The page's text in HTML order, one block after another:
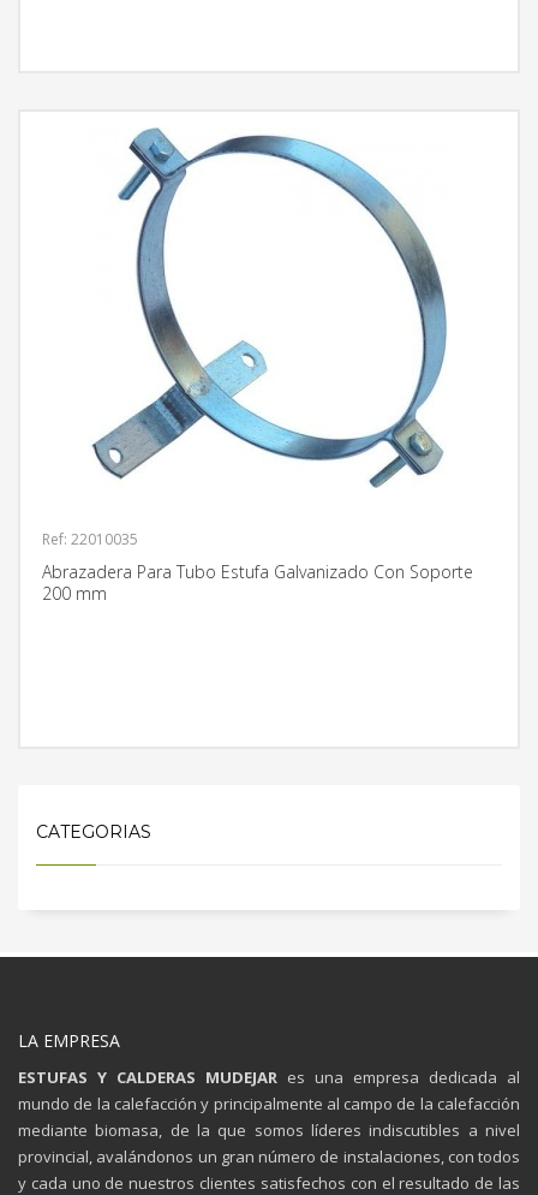
Ref: 22010035
Abrazadera Para Tubo Estufa Galvanizado Con Soporte
200 mm
CATEGORIAS
LA EMPRESA
ESTUFAS Y CALDERAS MUDEJAR es una empresa dedicada al
mundo de la calefacción y principalmente al campo de la calefacción
mediante biomasa, de la que somos líderes indiscutibles a nivel
provincial, avalándonos un gran número de instalaciones, con todos
y cada uno de nuestros clientes satisfechos con el resultado de las